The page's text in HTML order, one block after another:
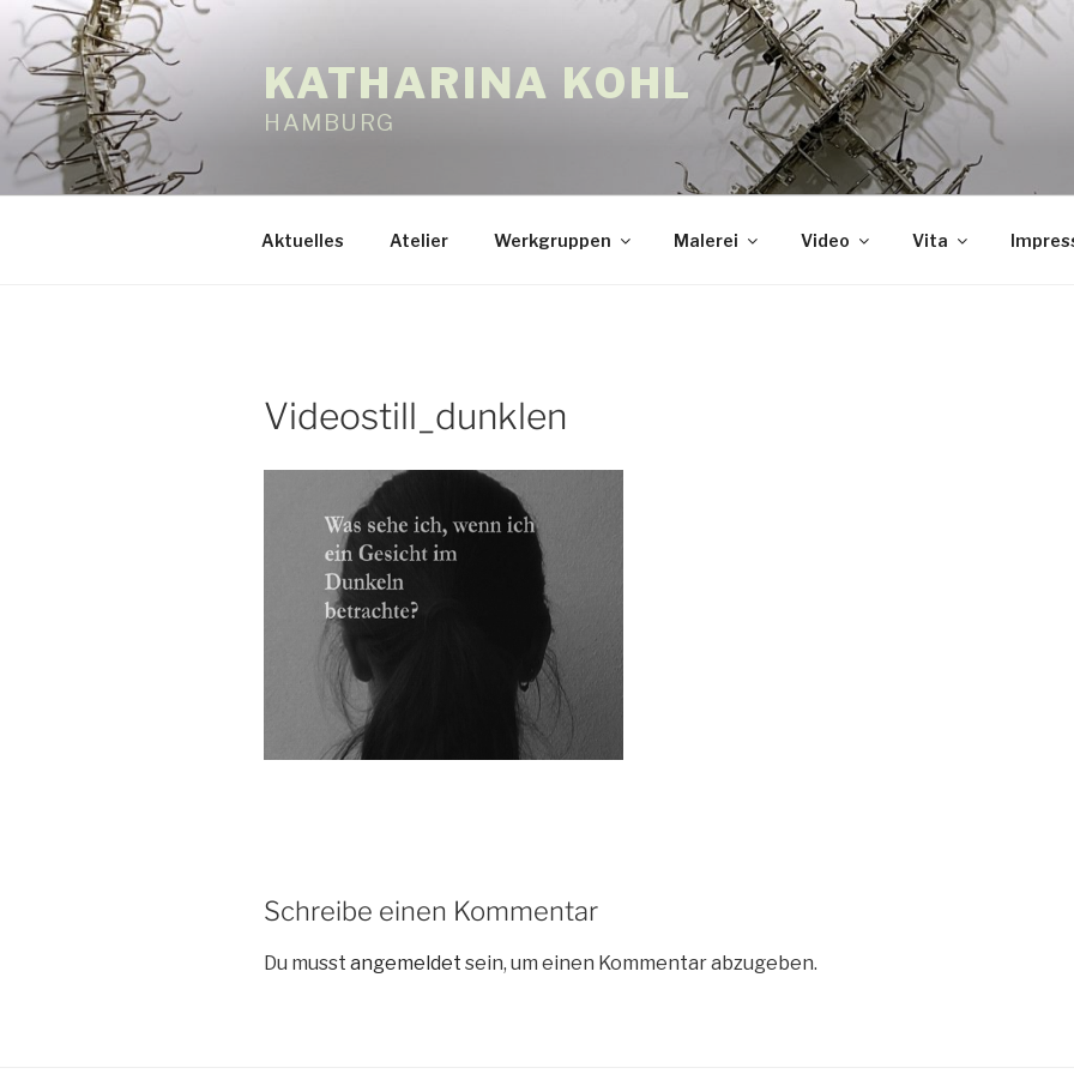
Zum
Inhalt
springen
KATHARINA KOHL
HAMBURG
Aktuelles Atelier Werkgruppen Malerei Video Vita
Videostill_dunklen
Schreibe einen Kommentar
Du musst angemeldet sein, um einen Kommentar abzugeben.